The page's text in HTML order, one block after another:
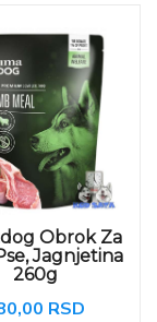
Obrok Za
Jagnjetina
260g
RSD